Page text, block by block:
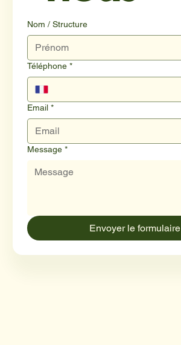
Nom / Structure
Téléphone *
Email *
Message *
Envoyer le formulaire